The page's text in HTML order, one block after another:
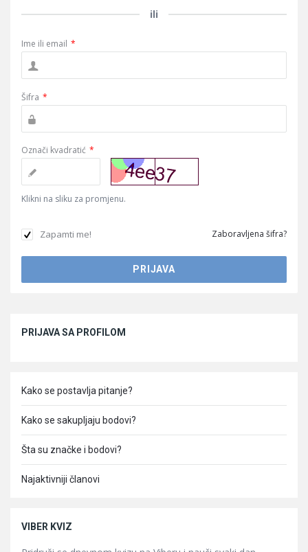
ili
Ime ili email *
Šifra *
Označi kvadratić *
Klikni na sliku za promjenu.
Zapamti me! Zaboravljena šifra?
PRIJAVA SA PROFILOM
Kako se postavlja pitanje?
Kako se sakupljaju bodovi?
Šta su značke i bodovi?
Najaktivniji članovi
VIBER KVIZ